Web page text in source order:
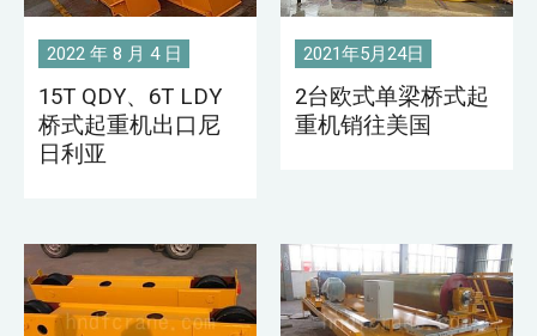
2022 年 8 月 4 日
15T QDY、6T LDY
桥式起重机出口尼
日利亚
2021年5月24日
2台欧式单梁桥式起
重机销往美国